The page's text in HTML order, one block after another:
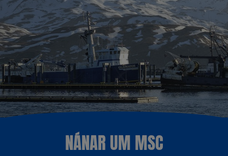
NÁNAR UM MSC